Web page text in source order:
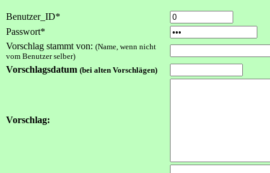
Benutzer_ID*
Passwort*
Vorschlag stammt von: (Name, wenn nicht
vom Benutzer selber)
Vorschlagsdatum (bei alten Vorschlägen)
Vorschlag: